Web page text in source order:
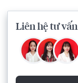
Liên hệ tư vấn